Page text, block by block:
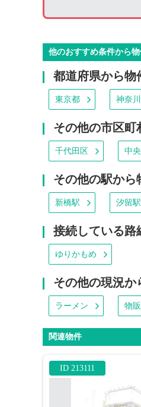
他のおすすめ条件から
都道府県から物
東京都 神奈
その他の市区町
千代田区 中
その他の駅から
新橋駅 汐留駅
接続している路
ゆりかもめ
その他の現況か
ラーメン 物販
関連物件
ID 213111